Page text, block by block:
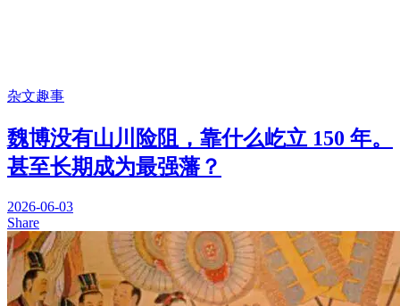
杂文趣事
魏博没有山川险阻，靠什么屹立 150 年。
甚至长期成为最强藩？
2026-06-03
Share